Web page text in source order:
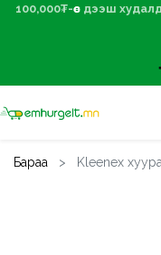
100,000₮-өөс дээш
Бараа Kleenex